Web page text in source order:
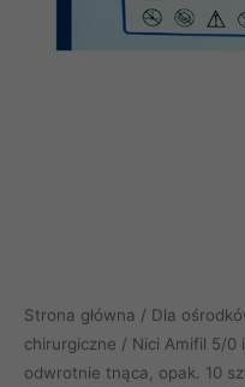
Strona główna / Dla
chirurgiczne / Nici Amifil 5/0
odwrotnie tnąca, opak. 10